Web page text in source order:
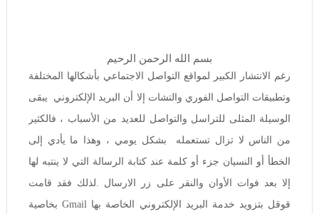
بسم الله الرحمن الرحيم
رغم الانتشار الكبير لمواقع التواصل الاجتماعي بأشكالها المختلفة
وتطبيقات التواصل الفوري والتشات إلا أن البريد الإلكتروني يبقى
الوسيلة المثلى للتراسل والتواصل للعديد من الأسباب ، فالكثير
من الناس لا تزال تستعمله بشكل يومي ، وهذا ما يأدي إلى
الخطأ أو النسيان جزء أو كلمة عند كتابة الرسالة التي لا ينتبه لها
إلا بعد فوات الأوان والنقر على زر الارسال .لذلك فقد قامت
قوقل بتزويد خدمة البريد الإلكتروني الخاصة بها Gmail بخاصية